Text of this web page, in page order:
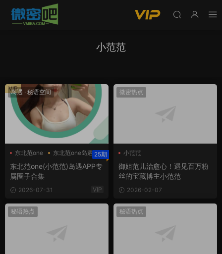
小范范
岛遇 · 秘语空间
东北范one
东北范one岛遇
小范范
25期
东北范one(小范范)岛遇APP专
属圈子合集
2026-07-31 VIP
VIP 微密热点
小范范
御姐范儿治愈心！遇见百万粉
丝的宝藏博主小范范
2026-02-07
秘语热点 秘语热点